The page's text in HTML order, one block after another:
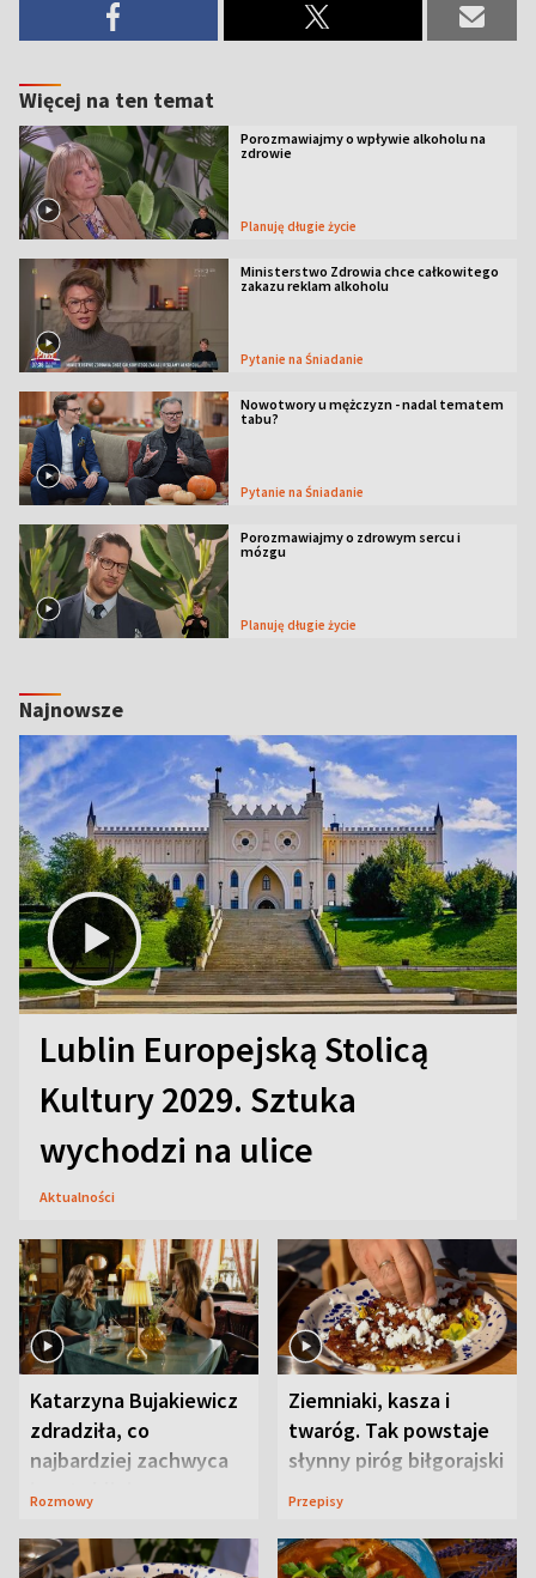
Więcej na ten temat
Porozmawiajmy o wpływie alkoholu na
zdrowie
Planuję długie życie
Ministerstwo Zdrowia chce całkowitego
zakazu reklam alkoholu
Pytanie na Śniadanie
Nowotwory u mężczyzn - nadal tematem
tabu?
Pytanie na Śniadanie
Porozmawiajmy o zdrowym sercu i
mózgu
Planuję długie życie
Najnowsze
Lublin Europejską Stolicą
Kultury 2029. Sztuka
wychodzi na ulice
Aktualności
Katarzyna Bujakiewicz
zdradziła, co
najbardziej zachwyca
ją w Lublinie
Rozmowy
Ziemniaki, kasza i
twaróg. Tak powstaje
słynny piróg biłgorajski
Przepisy